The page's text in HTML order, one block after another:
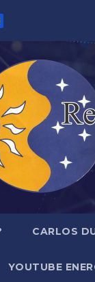
CARLOS
YOUTUBE